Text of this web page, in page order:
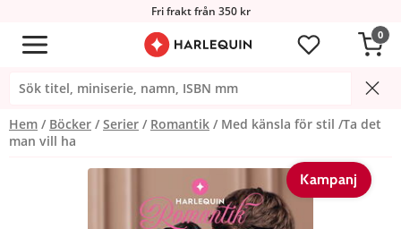
Fri frakt från 350 kr
0
Hem Böcker Serier Romantik
Med känsla för stil /Ta det
man vill ha
Kampanj